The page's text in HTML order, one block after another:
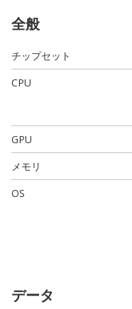
全般
チップセット
CPU
GPU
メモリ
OS
データ